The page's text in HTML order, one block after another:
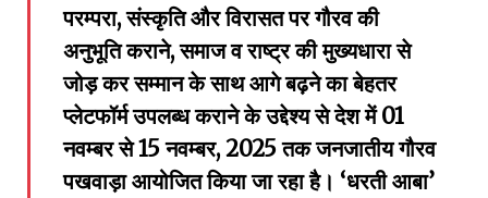
परम्परा, संस्कृति और विरासत पर गौरव की
अनुभूति कराने, समाज व राष्ट्र की मुख्यधारा से
जोड़ कर सम्मान के साथ आगे बढ़ने का बेहतर
प्लेटफॉर्म उपलब्ध कराने के उद्देश्य से देश में 01
नवम्बर से 15 नवम्बर, 2025 तक जनजातीय गौरव
पखवाड़ा आयोजित किया जा रहा है। ‘धरती आबा’